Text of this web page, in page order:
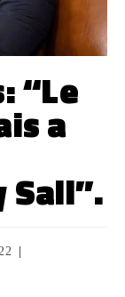
“Le
a
Sall”.